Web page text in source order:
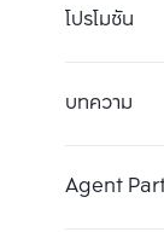
โปรโมชัน
บทความ
Agent